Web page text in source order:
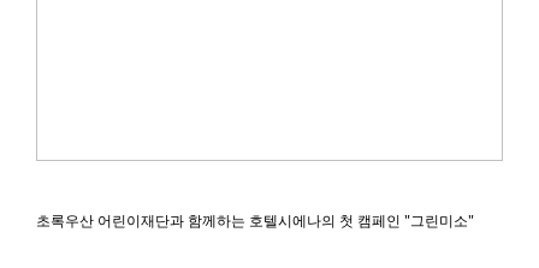
초록우산 어린이재단과 함께하는 호텔시에나의 첫 캠페인 "그린미소"